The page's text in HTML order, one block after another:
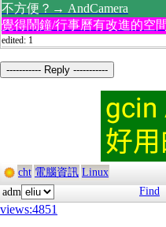
不方便？→ AndCamera
覺得鬧鐘/行事曆有改進的空
edited: 1
----------- Reply -----------
cht 電腦資訊 Linux
adm
Find
views:4851